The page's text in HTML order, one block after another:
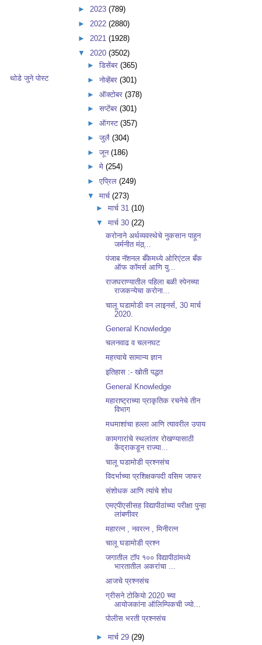
थोडे जुने पोस्ट
► 2023 (789)
► 2022 (2880)
► 2021 (1928)
▼ 2020 (3502)
► डिसेंबर (365)
► नोव्हेंबर (301)
► ऑक्टोबर (378)
► सप्टेंबर (301)
► ऑगस्ट (357)
► जुलै (304)
► जून (186)
► मे (254)
► एप्रिल (249)
▼ मार्च (273)
►मार्च 31(10)
▼मार्च 30(22)
करोनाने अर्थव्यवस्थेचे नुकसान पाहून
जर्मनीत मंत्र्...
पंजाब नॅशनल बँकेमध्ये ओरिएंटल बँक
ऑफ कॉमर्स आणि यु...
राजघराण्यातील पहिला बळी स्पेनच्या
राजकन्येचा करोना...
चालू घडामोडी वन लाइनर्स, 30 मार्च
2020.
General Knowledge
चलनवाढ व चलनघट
महत्त्वाचे सामान्य ज्ञान
इतिहास :- खोती पद्धत
General Knowledge
महाराष्ट्राच्या प्राकृतिक रचनेचे तीन
विभाग
मधमाशांचा हल्ला आणि त्यावरील उपाय
कामगारांचे स्थलांतर रोखण्यासाठी
केंद्राकडून राज्या...
चालू घडामोडी प्रश्नसंच
विदर्भाच्या प्रशिक्षकपदी वसिम जाफर
संशोधक आणि त्यांचे शोध
एमएपीएसीसह विद्यापीठांच्या परीक्षा पुन्हा
लांबणीवर
महारत्न , नवरत्न , मिनीरत्न
चालू घडामोडी प्रश्न
​जगातील टॉप १०० विद्यापीठांमध्ये
भारतातील अकरांचा ...
आजचे प्रश्नसंच
ग्रीसने टोकियो 2020 च्या
आयोजकांना ऑलिम्पिकची ज्यो...
पोलीस भरती प्रश्नसंच
►मार्च 29(29)